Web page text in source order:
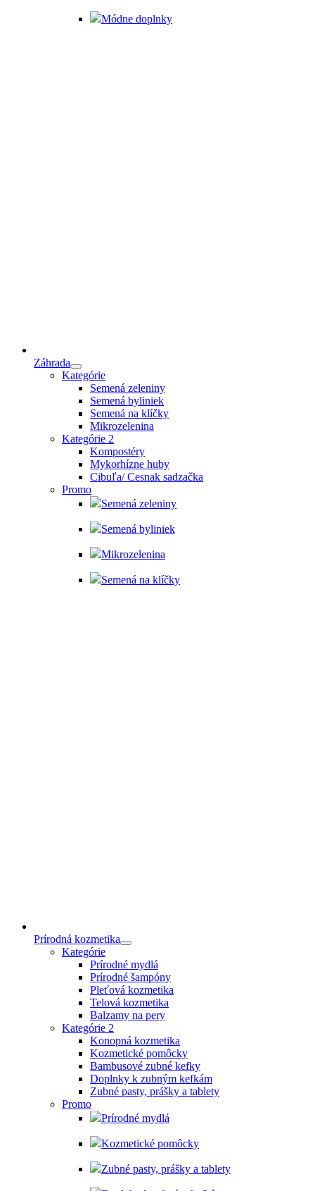
Módne doplnky
Záhrada
Kategórie
Semená zeleniny
Semená byliniek
Semená na klíčky
Mikrozelenina
Kategórie 2
Kompostéry
Mykorhízne huby
Cibuľa/ Cesnak sadzačka
Promo
Semená zeleniny
Semená byliniek
Mikrozelenina
Semená na klíčky
Prírodná kozmetika
Kategórie
Prírodné mydlá
Prírodné šampóny
Pleťová kozmetika
Telová kozmetika
Balzamy na pery
Kategórie 2
Konopná kozmetika
Kozmetické pomôcky
Bambusové zubné kefky
Doplnky k zubným kefkám
Zubné pasty, prášky a tablety
Promo
Prírodné mydlá
Kozmetické pomôcky
Zubné pasty, prášky a tablety